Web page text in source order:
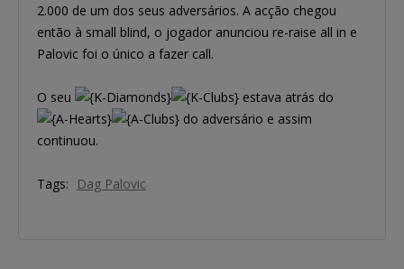
2.000 de um dos seus adversários. A acção chegou
então à small blind, o jogador anunciou re-raise all in e
Palovic foi o único a fazer call.
O seu
estava atrás do
do adversário e assim
continuou.
Tags: Dag Palovic